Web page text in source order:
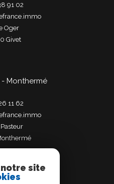
91 02
Oger
givet
Monthermé
11 62
monthermé
site